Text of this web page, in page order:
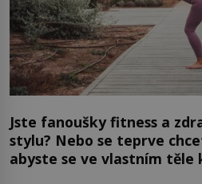
Jste fanoušky fitness a
stylu? Nebo se teprve
abyste se ve vlastním těle